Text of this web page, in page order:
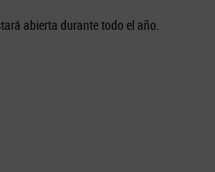
abierta durante todo el año.